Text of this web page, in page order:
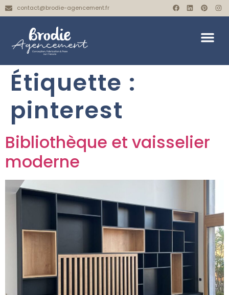
contact@brodie-agencement.fr
Étiquette :
pinterest
Bibliothèque et vaisselier
moderne